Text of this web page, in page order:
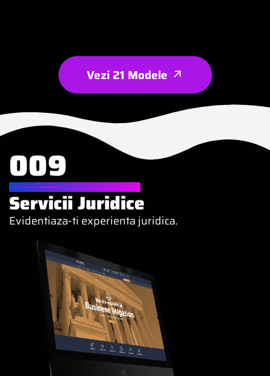
Vezi 21 Modele
009WEBSITE PENTRU
Servicii Juridice
Evidentiaza-ti experienta juridica.